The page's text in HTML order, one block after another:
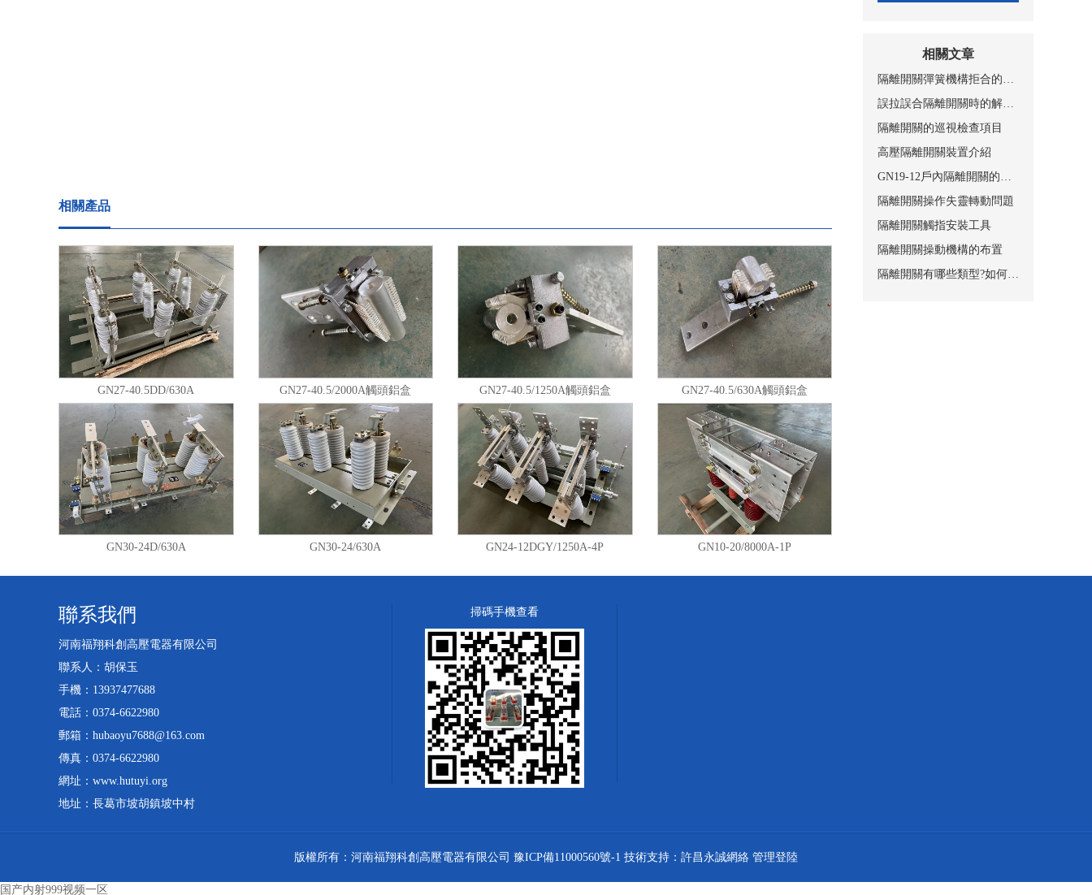
相關文章
隔離開關彈簧機構拒合的原因及改進
誤拉誤合隔離開關時的解決方法
隔離開關的巡視檢查項目
高壓隔離開關裝置介紹
GN19-12戶內隔離開關的適用條件和結構
隔離開關操作失靈轉動問題
隔離開關觸指安裝工具
隔離開關操動機構的布置
隔離開關有哪些類型?如何安裝?
相關產品
GN27-40.5DD/630A GN27-40.5/2000A觸頭鋁盒 GN27-40.5/1250A觸頭鋁盒 GN27-40.5/630A觸頭鋁盒
GN30-24D/630A GN30-24/630A GN24-12DGY/1250A-4P GN10-20/8000A-1P
聯系我們
河南福翔科創高壓電器有限公司
聯系人：胡保玉
手機：13937477688
電話：0374-6622980
郵箱：hubaoyu7688@163.com
傳真：0374-6622980
網址：www.hutuyi.org
地址：長葛市坡胡鎮坡中村
掃碼手機查看
版權所有：河南福翔科創高壓電器有限公司 豫ICP備11000560號-1 技術支持： 許昌永誠網絡 管理登陸
国产内射999视频一区